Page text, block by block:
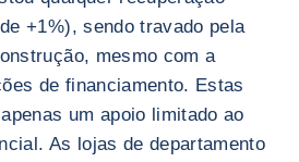
+1%), sendo travado pela
mesmo com a
de financiamento. Estas
um apoio limitado ao
As lojas de departamento